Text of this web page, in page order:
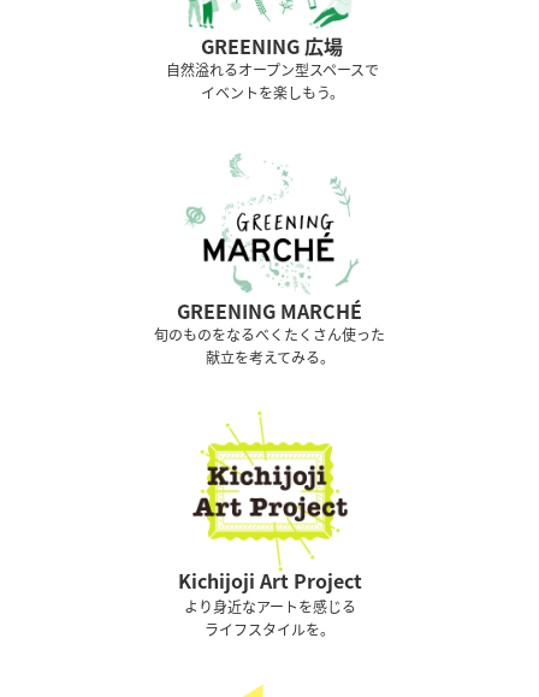
GREENING 広場
⾃然溢れるオープン型スペースで
イベントを楽しもう。
GREENING MARCHÉ
旬のものをなるべくたくさん使った
献立を考えてみる。
Kichijoji Art Project
より身近なアートを感じる
ライフスタイルを。